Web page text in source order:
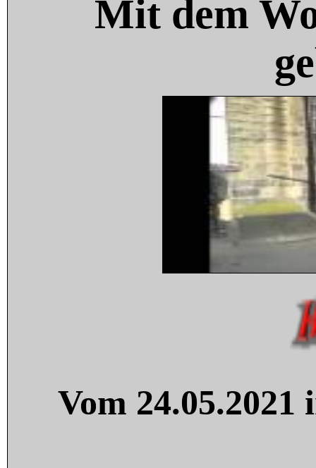
Mit dem
Vom